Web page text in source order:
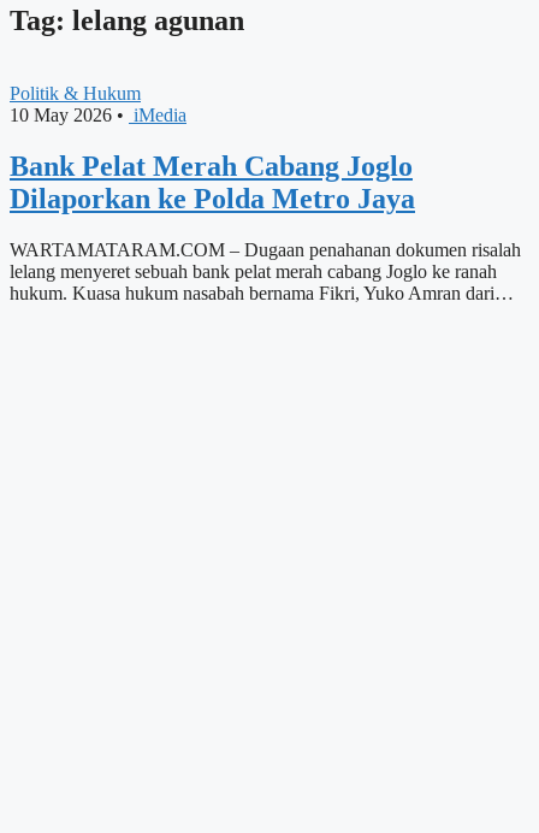
Tag: lelang agunan
Politik & Hukum
10 May 2026 • iMedia
Bank Pelat Merah Cabang Joglo
Dilaporkan ke Polda Metro Jaya
WARTAMATARAM.COM – Dugaan penahanan dokumen risalah
lelang menyeret sebuah bank pelat merah cabang Joglo ke ranah
hukum. Kuasa hukum nasabah bernama Fikri, Yuko Amran dari…